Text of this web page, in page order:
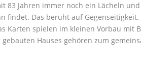
83 Jahren immer noch ein Lächeln
findet. Das beruht auf Gegenseitigkeit.
Karten spielen im kleinen Vorbau mit
Hauses gehören zum